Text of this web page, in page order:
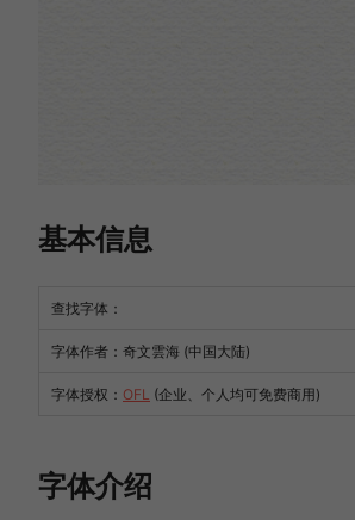
基本信息
查找字体：
字体作者：奇文雲海 (中国大陆)
字体授权： OFL (企业、个人均可免费商用)
字体介绍